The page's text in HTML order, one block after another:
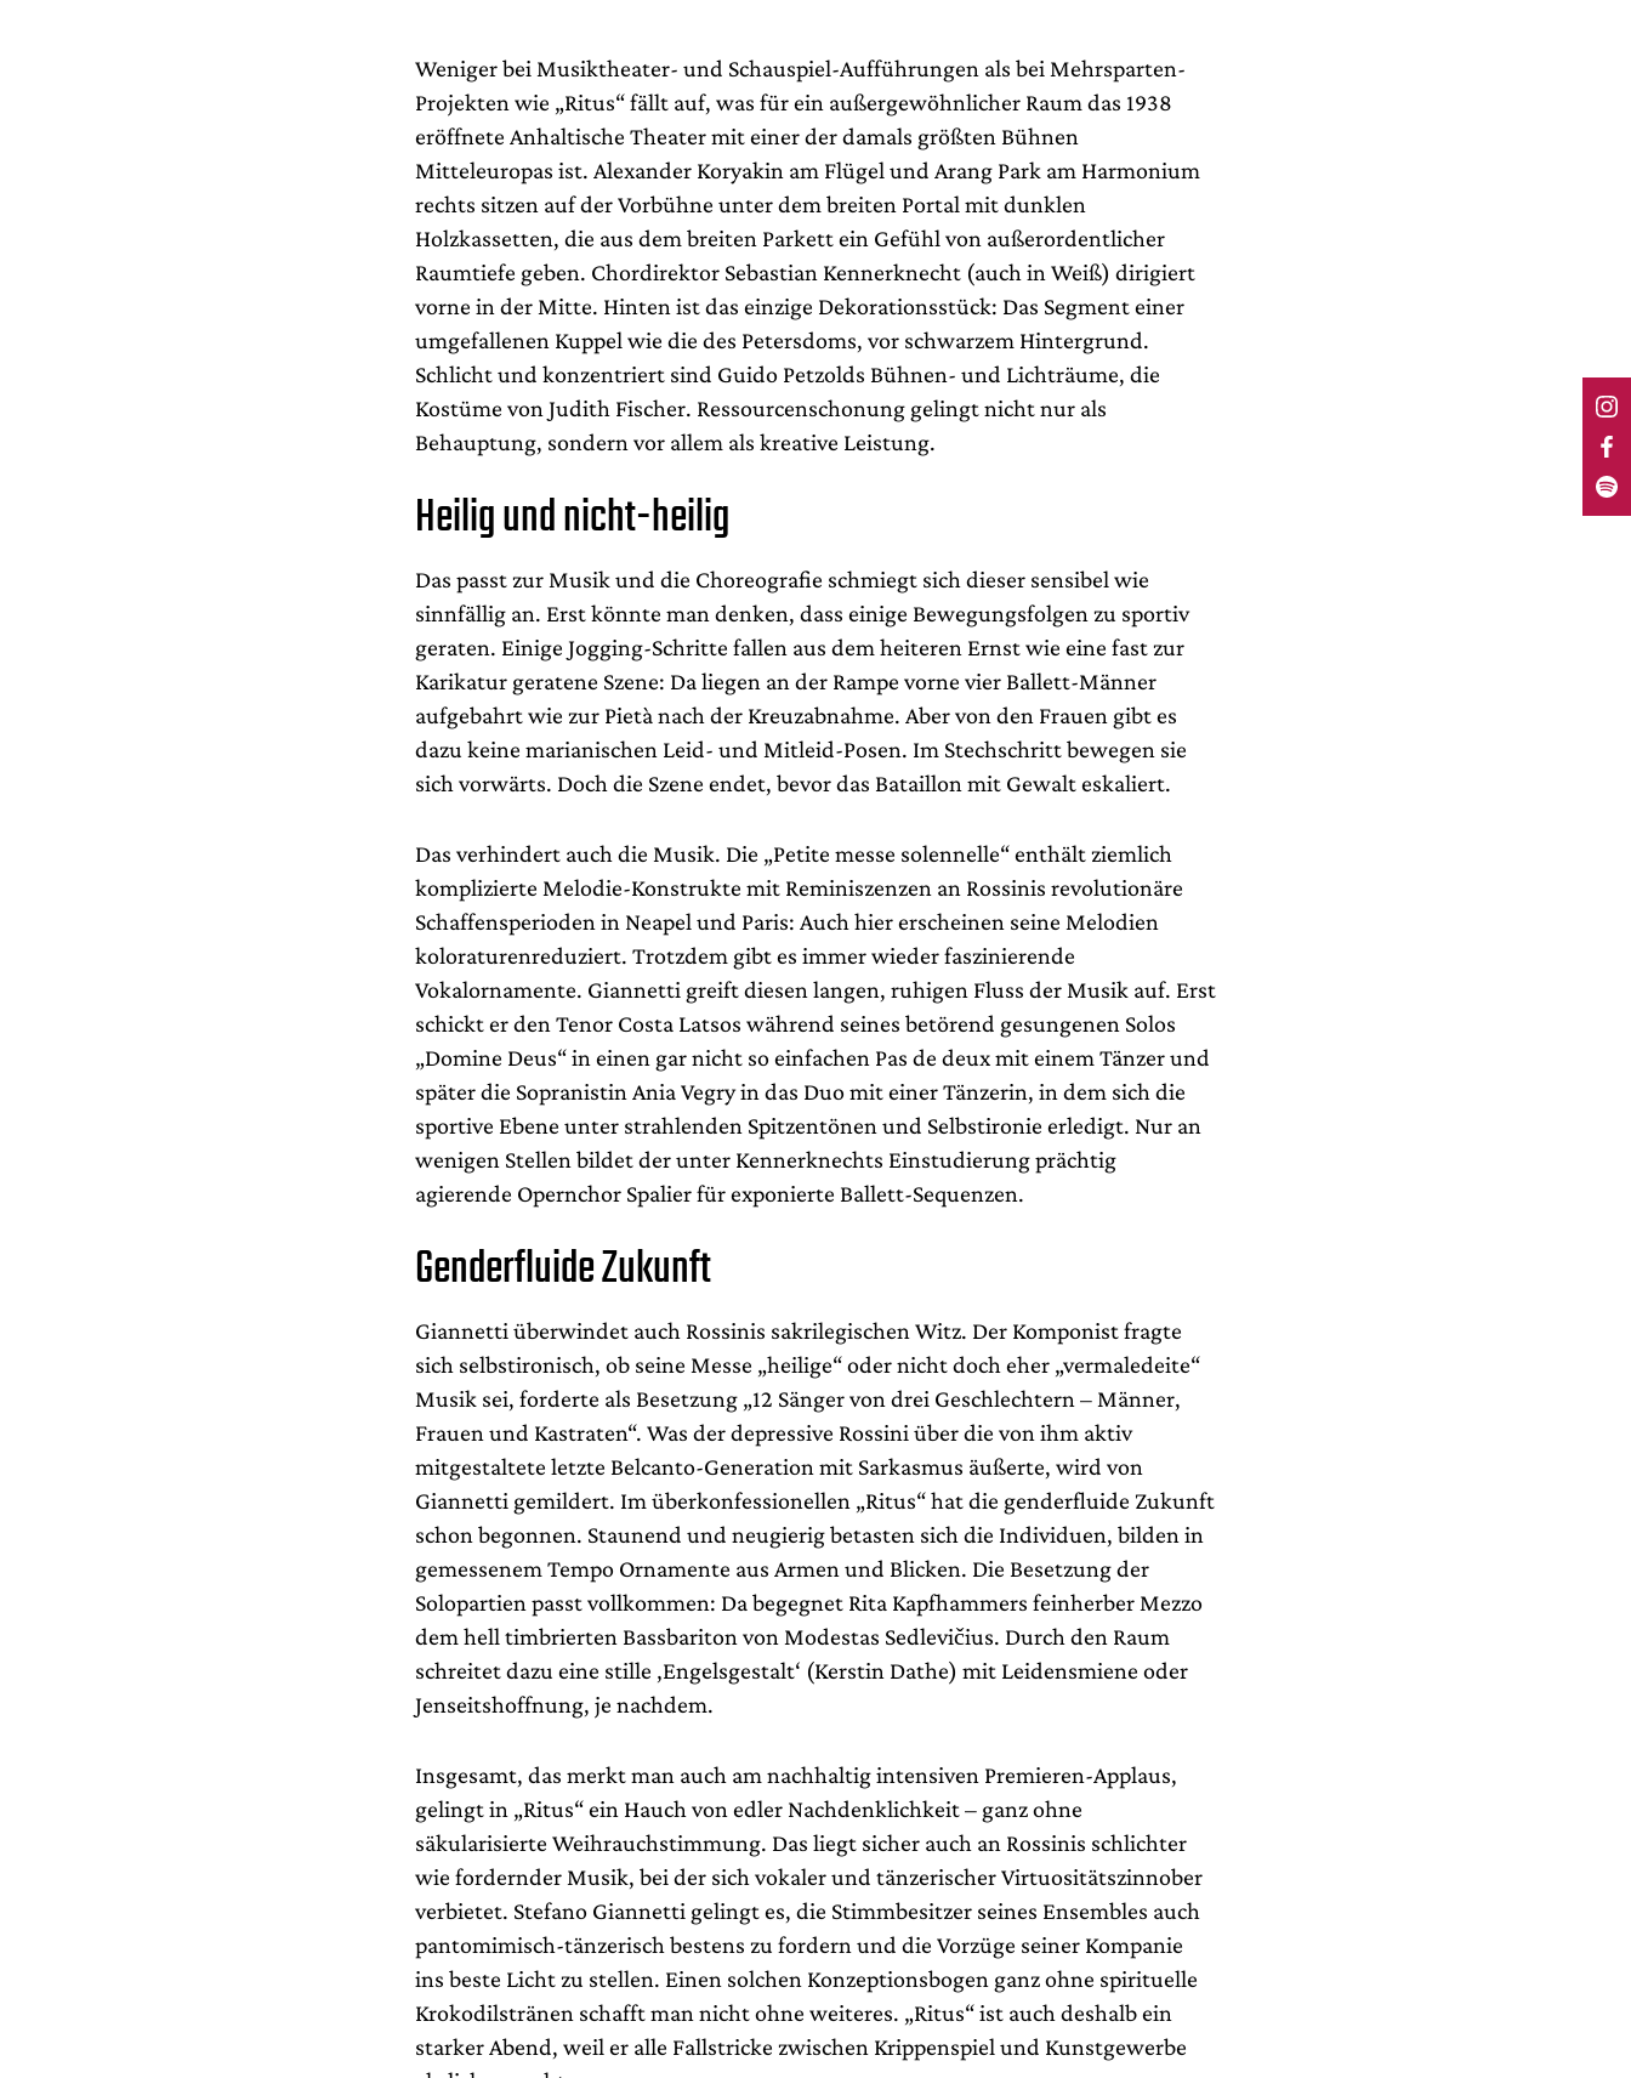
Weniger bei Musiktheater- und Schauspiel-Aufführungen als bei Mehrsparten-
Projekten wie „Ritus“ fällt auf, was für ein außergewöhnlicher Raum das 1938
eröffnete Anhaltische Theater mit einer der damals größten Bühnen
Mitteleuropas ist. Alexander Koryakin am Flügel und Arang Park am Harmonium
rechts sitzen auf der Vorbühne unter dem breiten Portal mit dunklen
Holzkassetten, die aus dem breiten Parkett ein Gefühl von außerordentlicher
Raumtiefe geben. Chordirektor Sebastian Kennerknecht (auch in Weiß) dirigiert
vorne in der Mitte. Hinten ist das einzige Dekorationsstück: Das Segment einer
umgefallenen Kuppel wie die des Petersdoms, vor schwarzem Hintergrund.
Schlicht und konzentriert sind Guido Petzolds Bühnen- und Lichträume, die
Kostüme von Judith Fischer. Ressourcenschonung gelingt nicht nur als
Behauptung, sondern vor allem als kreative Leistung.
Heilig und nicht-heilig
Das passt zur Musik und die Choreografie schmiegt sich dieser sensibel wie
sinnfällig an. Erst könnte man denken, dass einige Bewegungsfolgen zu sportiv
geraten. Einige Jogging-Schritte fallen aus dem heiteren Ernst wie eine fast zur
Karikatur geratene Szene: Da liegen an der Rampe vorne vier Ballett-Männer
aufgebahrt wie zur Pietà nach der Kreuzabnahme. Aber von den Frauen gibt es
dazu keine marianischen Leid- und Mitleid-Posen. Im Stechschritt bewegen sie
sich vorwärts. Doch die Szene endet, bevor das Bataillon mit Gewalt eskaliert.
Das verhindert auch die Musik. Die „Petite messe solennelle“ enthält ziemlich
komplizierte Melodie-Konstrukte mit Reminiszenzen an Rossinis revolutionäre
Schaffensperioden in Neapel und Paris: Auch hier erscheinen seine Melodien
koloraturenreduziert. Trotzdem gibt es immer wieder faszinierende
Vokalornamente. Giannetti greift diesen langen, ruhigen Fluss der Musik auf. Erst
schickt er den Tenor Costa Latsos während seines betörend gesungenen Solos
„Domine Deus“ in einen gar nicht so einfachen Pas de deux mit einem Tänzer und
später die Sopranistin Ania Vegry in das Duo mit einer Tänzerin, in dem sich die
sportive Ebene unter strahlenden Spitzentönen und Selbstironie erledigt. Nur an
wenigen Stellen bildet der unter Kennerknechts Einstudierung prächtig
agierende Opernchor Spalier für exponierte Ballett-Sequenzen.
Genderfluide Zukunft
Giannetti überwindet auch Rossinis sakrilegischen Witz. Der Komponist fragte
sich selbstironisch, ob seine Messe „heilige“ oder nicht doch eher „vermaledeite“
Musik sei, forderte als Besetzung „12 Sänger von drei Geschlechtern – Männer,
Frauen und Kastraten“. Was der depressive Rossini über die von ihm aktiv
mitgestaltete letzte Belcanto-Generation mit Sarkasmus äußerte, wird von
Giannetti gemildert. Im überkonfessionellen „Ritus“ hat die genderfluide Zukunft
schon begonnen. Staunend und neugierig betasten sich die Individuen, bilden in
gemessenem Tempo Ornamente aus Armen und Blicken. Die Besetzung der
Solopartien passt vollkommen: Da begegnet Rita Kapfhammers feinherber Mezzo
dem hell timbrierten Bassbariton von Modestas Sedlevičius. Durch den Raum
schreitet dazu eine stille ‚Engelsgestalt‘ (Kerstin Dathe) mit Leidensmiene oder
Jenseitshoffnung, je nachdem.
Insgesamt, das merkt man auch am nachhaltig intensiven Premieren-Applaus,
gelingt in „Ritus“ ein Hauch von edler Nachdenklichkeit – ganz ohne
säkularisierte Weihrauchstimmung. Das liegt sicher auch an Rossinis schlichter
wie fordernder Musik, bei der sich vokaler und tänzerischer Virtuositätszinnober
verbietet. Stefano Giannetti gelingt es, die Stimmbesitzer seines Ensembles auch
pantomimisch-tänzerisch bestens zu fordern und die Vorzüge seiner Kompanie
ins beste Licht zu stellen. Einen solchen Konzeptionsbogen ganz ohne spirituelle
Krokodilstränen schafft man nicht ohne weiteres. „Ritus“ ist auch deshalb ein
starker Abend, weil er alle Fallstricke zwischen Krippenspiel und Kunstgewerbe